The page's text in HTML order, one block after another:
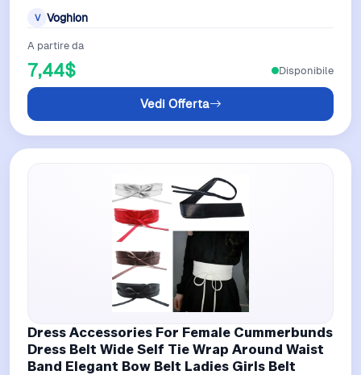
V Voghion
A partire da
7,44$
Vedi Offerta
Disponibile
Dress Accessories For Female Cummerbunds
Dress Belt Wide Self Tie Wrap Around Waist
Band Elegant Bow Belt Ladies Girls Belt